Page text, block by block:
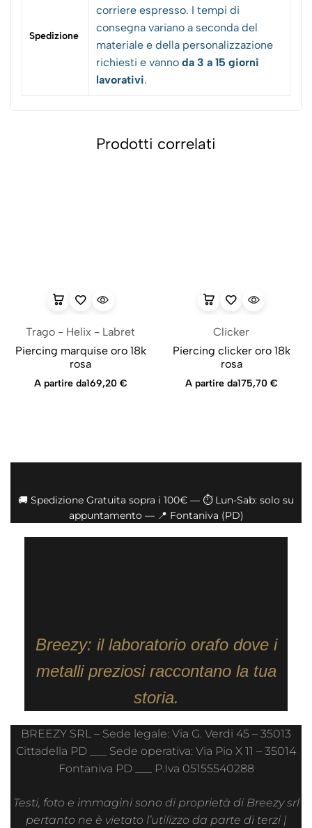
Spedizione
corriere espresso. I tempi di
consegna variano a seconda del
materiale e della personalizzazione
richiesti e vanno da 3 a 15 giorni
lavorativi.
Prodotti correlati
Trago - Helix - Labret
Piercing marquise oro 18k
rosa
A partire da169,20 €
Clicker
Piercing clicker oro 18k
rosa
A partire da175,70 €
🚚 Spedizione Gratuita sopra i 100€ — ⏱️ Lun-Sab: solo su
appuntamento — 📍 Fontaniva (PD)
Breezy: il laboratorio orafo dove i
metalli preziosi raccontano la tua
storia.
BREEZY SRL – Sede legale: Via G. Verdi 45 – 35013
Cittadella PD ___ Sede operativa: Via Pio X 11 – 35014
Fontaniva PD ___ P.Iva 05155540288
Testi, foto e immagini sono di proprietà di Breezy srl
pertanto ne è vietato l’utilizzo da parte di terzi |